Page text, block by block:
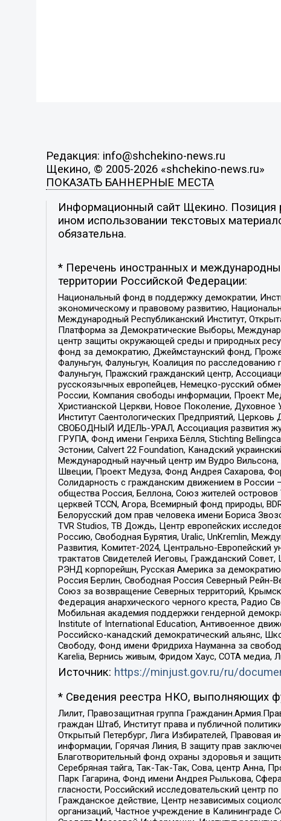
Редакция: info@shchekino-news.ru
Щекино, © 2005-2026 «shchekino-news.ru»
ПОКАЗАТЬ БАННЕРНЫЕ МЕСТА
Информационный сайт Щекино. Позиция
ином использовании текстовых
обязательна.
* Перечень иностранных и
территории Российской Федерации:
Национальный фонд в поддержку демократии,
экономическому и правовому развитию,
Международный Республиканский Институт,
Платформа за Демократические Выборы,
центр защиты окружающей среды и природных
фонд за демократию, Джеймстаунский фонд,
Фалуньгун, Фалуньгун, Коалиция по
Фалуньгун, Пражский гражданский центр,
русскоязычных европейцев, Немецко-русский
России, Компания свободы информации, Проект
Христианской Церкви, Новое Поколение,
Институт Саентологических Предприятий,
СВОБОДНЫЙ ИДЕЛЬ-УРАЛ, Ассоциация развития
ГРУПА, Фонд имени Генриха Бёлля, Stichting
Эстонии, Calvert 22 Foundation, Канадский
Международный научный центр им Вудро
Швеции, Проект Медуза, Фонд Андрея Сахарова,
Солидарность с гражданским движением в России
общества Россия, Беллона, Союз жителей
церквей TCCN, Агора, Всемирный фонд природы,
Белорусский дом прав человека имени Бориса
TVR Studios, ТВ Дождь, Центр европейских
Россию, Свободная Бурятия, Uralic, UnKremlin,
Развития, Комитет-2024, Центрально-
трактатов Свидетелей Иеговы, Гражданский
РЭНД корпорейшн, Русская Америка за
Россия Берлин, Свободная Россия Северный Рейн-
Союз за возвращение Северных территорий,
Федерация анархического черного креста, Радио
Мобильная академия поддержки гендерной
Institute of International Education, Антивоенное
Российско-канадский демократический альянс,
Свободу, Фонд имени Фридриха Науманна за
Karelia, Вернись живым, Фридом Хаус, СОТА медиа,
Источник: https://minjust.gov.ru/ru/
* Сведения реестра НКО, выполняющих
Лилит, Правозащитная группа
граждан Штаб, Институт права и публичной
Открытый Петербург, Лига Избирателей, Правовая
информации, Горячая Линия, В защиту прав
Благотворительный фонд охраны здоровья и
Серебряная тайга, Так-Так-Так, Сова, центр Анна,
Парк Гагарина, Фонд имени Андрея Рылькова,
гласности, Российский исследовательский центр
Гражданское действие, Центр независимых
организаций, Частное учреждение в